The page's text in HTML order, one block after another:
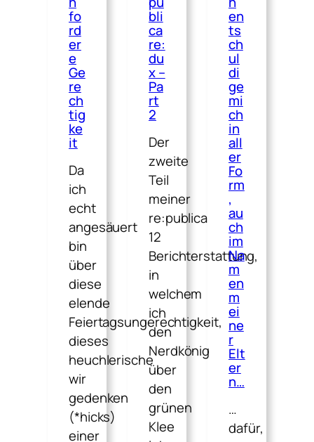
fo
rd
er
e
Ge
re
ch
tig
ke
it
Da
ich
echt
angesäuert
bin
über
diese
elende
Feiertagsungerechtigkeit,
dieses
heuchlerische
wir
gedenken
(*hicks)
einer
bli
ca
re:
du
x –
Pa
rt
2
Der
zweite
Teil
meiner
re:publica
12
Berichterstattung,
in
welchem
ich
den
Nerdkönig
über
den
grünen
Klee
en
ts
ch
ul
di
ge
mi
ch
in
all
er
Fo
rm
,
au
ch
im
Na
m
en
m
ei
ne
r
Elt
er
n…
…
dafür,